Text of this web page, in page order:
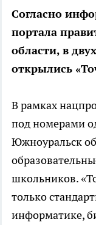
Согласно
портала
области, в
открылись
В рамках
под номерами
Южноуральск
школьников.
только
информатике,